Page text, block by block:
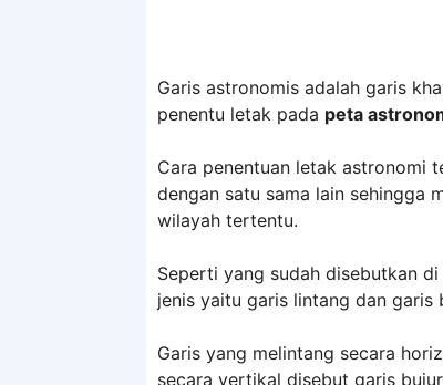
Garis astronomis adalah garis
penentu letak pada peta
Cara penentuan letak astronomi
dengan satu sama lain sehingga
wilayah tertentu.
Seperti yang sudah disebutkan
jenis yaitu garis lintang dan garis
Garis yang melintang secara
secara vertikal disebut garis